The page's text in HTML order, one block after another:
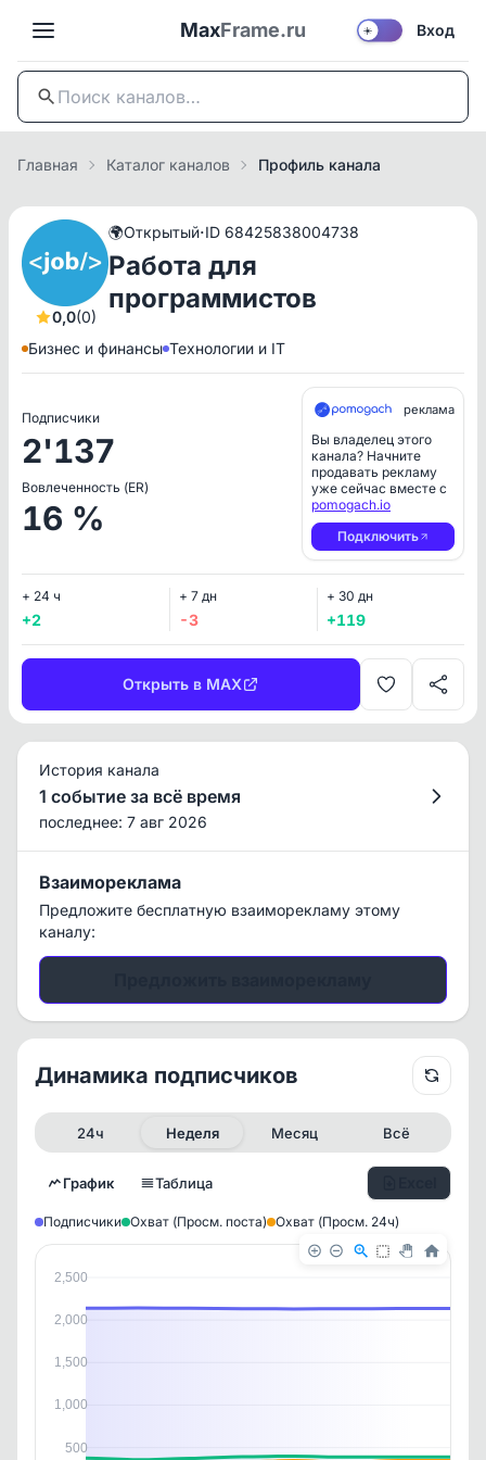
MaxFrame.ru ☀️ Вход
Главная Каталог каналов Профиль канала
0,0(0)
🌍Открытый·ID 68425838004738
Работа для
программистов
Бизнес и финансы Технологии и IT
Подписчики
2'137
Вовлеченность (ER)
16 %
реклама
Вы владелец этого
канала? Начните
продавать рекламу
уже сейчас вместе с
pomogach.io
Подключить
+ 24 ч
+2
+ 7 дн
-3
+ 30 дн
+119
Открыть в MAX
История канала
1 событие за всё время
последнее: 7 авг 2026
Взаимореклама
Предложите бесплатную взаиморекламу этому
каналу:
Динамика подписчиков
24ч Неделя Месяц Всё
График Таблица
Подписчики Охват (Просм. поста) Охват (Просм. 24ч)
2,500
2,000
1,500
1,000
500